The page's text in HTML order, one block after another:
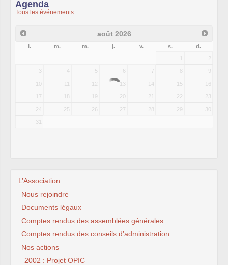
Agenda
Tous les événements
août 2026
l. m. m. j. v. s.
d.
1
2
3 4 5 6 7 8 9
10 11 12 13 14 15 16
17 18 19 20 21 22 23
24 25 26 27 28 29 30
31
L’Association
Nous rejoindre
Documents légaux
Comptes rendus des assemblées générales
Comptes rendus des conseils d’administration
Nos actions
2002 : Projet OPIC